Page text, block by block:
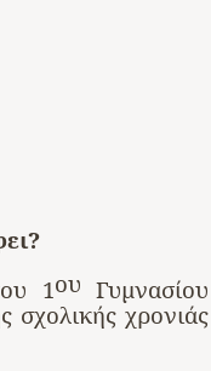
1ου Γυμνασίου
σχολικής χρονιάς